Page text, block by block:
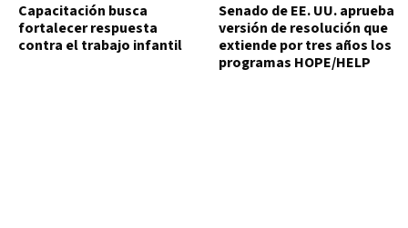
Capacitación busca
fortalecer respuesta
contra el trabajo infantil
Senado de EE. UU. aprueba
versión de resolución que
extiende por tres años los
programas HOPE/HELP